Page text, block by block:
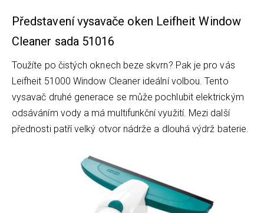
Představení vysavače oken Leifheit Window
Cleaner sada 51016
Toužíte po čistých oknech beze skvrn? Pak je pro vás
Leifheit 51000 Window Cleaner ideální volbou. Tento
vysavač druhé generace se může pochlubit elektrickým
odsáváním vody a má multifunkční využití. Mezi další
přednosti patří velký otvor nádrže a dlouhá výdrž baterie.